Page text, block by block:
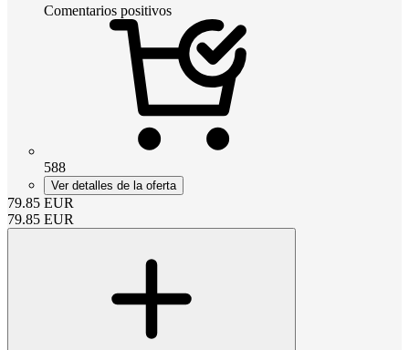
Comentarios positivos
588
Ver detalles de la oferta
79.85 EUR
79.85 EUR